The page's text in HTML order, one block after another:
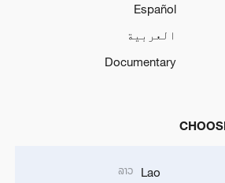
Español
العربية
Documentary
Lao
ລາວ